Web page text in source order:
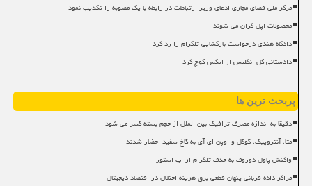
مرکز ملی فضای مجازی ادعای وزیر ارتباطات در رابطه با یک مصوبه را تکذیب نمود
محصولات اپل گران می شوند
دادگاه هندی درخواست بازگشایی تلگرام را رد کرد
دادستانی کل انگلیس از ایکس کوچ کرد
پربحث ترین ها
دقیقا به اندازه مصرف ترافیک بین الملل از حجم بسته کسر می شود
متا، آنتروپیک، گوگل و اوپن ای آی به کاخ سفید احضار شدند
واکنش پاول دوروف به حذف تلگرام از اپ استور
مراکز داده قربانی پنهان قطعی برق هزینه اختلال در اقتصاد دیجیتال